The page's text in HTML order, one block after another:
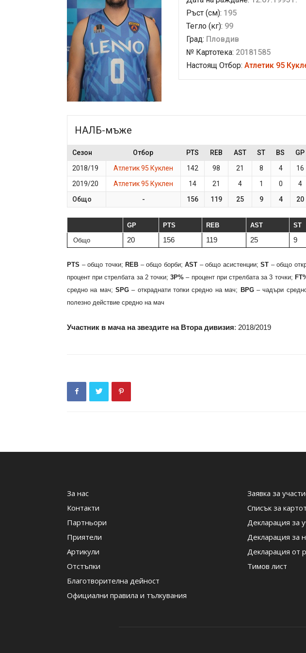
Ръст (см): 195
Тегло (кг): 99
Град: Пловдив
№ Картотека: 20181585
Настоящ Отбор: Атлетик 95
НАЛБ-мъже
Сезон Отбор PTS REB AST ST BS GP
2018/19
Атлетик 95 Куклен 142 98 21 8 4 16
2019/20
Атлетик 95 Куклен 14 21 4 1 0 4
Общо
- 156 119 25 9 4 20
GP PTS REB AST ST
Общо 20 156 119 25 9
PTS – общо точки; REB – общо борби; AST – общо асистенции; ST – общо
процент при стрелбата за 2 точки;3P% – процент при стрелбата за 3 точки;
средно на мач;SPG – откраднати топки средно на мач; BPG– чадъри
полезно действие средно на мач
Участник в мача на звездите на Втора дивизия: 2018/2019
За нас
Контакти
Партньори
Приятели
Артикули
Отстъпки
Благотворителна дейност
Официални правила и тълкувания
Заявка за
Списък за
Декларация за
Декларация за
Декларация от
Тимов лист